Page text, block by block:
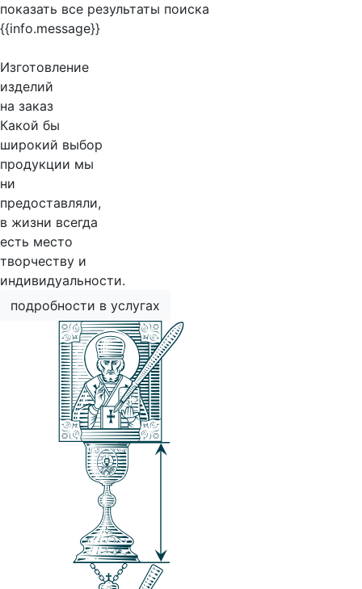
показать все результаты поиска
{{info.message}}
Изготовление
изделий
на заказ
Какой бы
широкий выбор
продукции мы
ни
предоставляли,
в жизни всегда
есть место
творчеству и
индивидуальности.
подробности в услугах